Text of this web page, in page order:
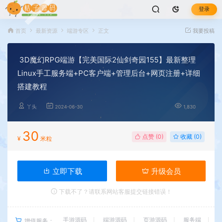
登录
首页 最新资源 端游专区 正文 我要投稿
3D魔幻RPG端游【完美国际2仙剑奇园155】最新整理
Linux手工服务端+PC客户端+管理后台+网页注册+详细
搭建教程
丫头 2024-06-30 1,830
¥ 30 米粒 点赞 (0) 收藏 (0)
立即下载 升级会员
下载不了？请联系网站客服提交链接错误！
手游源码 端游源码 页游源码 服务端